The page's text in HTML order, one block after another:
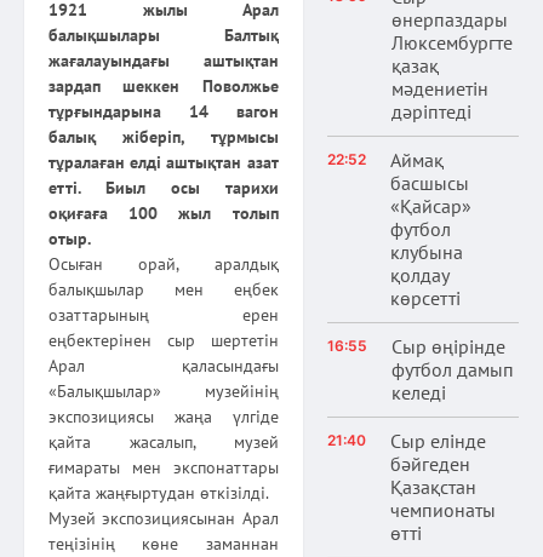
1921 жылы Арал
балықшылары Балтық
жағалауындағы аштықтан
зардап шеккен Поволжье
тұрғындарына 14 вагон
балық жіберіп, тұрмысы
тұралаған елді аштықтан азат
етті. Биыл осы тарихи
оқиғаға 100 жыл толып
отыр.
Осыған орай, аралдық
балықшылар мен еңбек
озаттарының ерен
еңбектерінен сыр шертетін
Арал қаласындағы
«Балықшылар» музейінің
экспозициясы жаңа үлгіде
қайта жасалып, музей
ғимараты мен экспонаттары
қайта жаңғыртудан өткізілді.
Музей экспозициясынан Арал
теңізінің көне заманнан
өнерпаздары
Люксембургте
қазақ
мәдениетін
дәріптеді
22:52
Аймақ
басшысы
«Қайсар»
футбол
клубына
қолдау
көрсетті
16:55
Сыр өңірінде
футбол дамып
келеді
21:40
Сыр елінде
бәйгеден
Қазақстан
чемпионаты
өтті